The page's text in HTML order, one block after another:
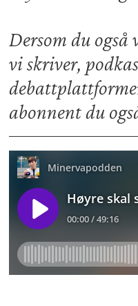
Dersom du
vi skriver,
abonnent du